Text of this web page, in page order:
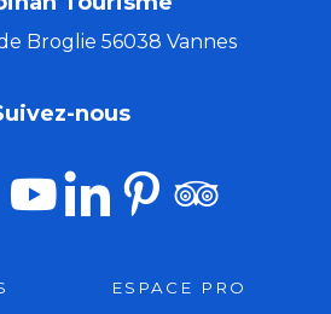
grenier des Marins
Hyperpunk Folk
Broglie 56038 Vannes
nous
ESPACE PRO